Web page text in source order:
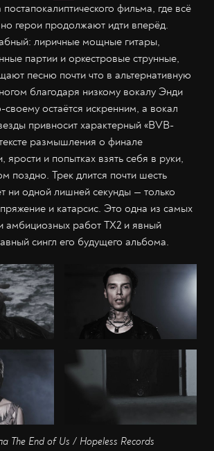
фильма, где всё
герои продолжают идти вперёд.
лиричные мощные гитары,
партии и оркестровые струнные,
песню почти что в альтернативную
благодаря низкому вокалу Энди
своему остаётся искренним, а вокал
привносит характерный «BVB-
размышления о финале
и попытках взять себя в руки,
поздно. Трек длится почти шесть
ни одной лишней секунды — только
и катарсис. Это одна из самых
амбициозных работ TX2 и явный
сингл его будущего альбома.
The End of Us / Hopeless Records